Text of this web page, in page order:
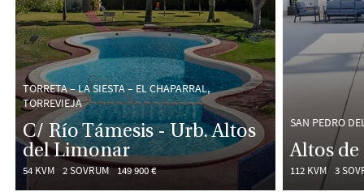
TORRETA – LA SIESTA – EL CHAPARRAL,
TORREVIEJA
C/ Río Támesis - Urb. Altos
del Limonar
54 KVM 2 SOVRUM 149 900 €
SAN PEDRO
Altos de
112 KVM 3